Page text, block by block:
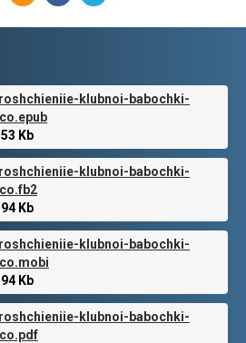
klubnoi-babochki-
Kb
klubnoi-babochki-
Kb
klubnoi-babochki-
Kb
klubnoi-babochki-